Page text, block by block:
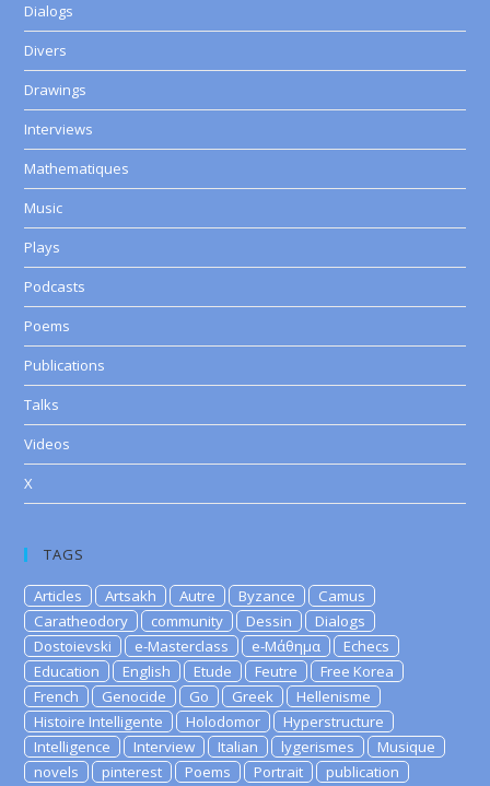
Dialogs
Divers
Drawings
Interviews
Mathematiques
Music
Plays
Podcasts
Poems
Publications
Talks
Videos
X
TAGS
Articles Artsakh Autre Byzance
Camus
Caratheodory
community Dessin
Dialogs
Dostoievski
e-Masterclass e-Μάθημα
Echecs
Education
English Etude Feutre
Free Korea
French
Genocide Go Greek
Hellenisme
Histoire Intelligente
Holodomor
Hyperstructure
Intelligence
Interview Italian lygerismes
Musique
novels
pinterest Poems Portrait
publication